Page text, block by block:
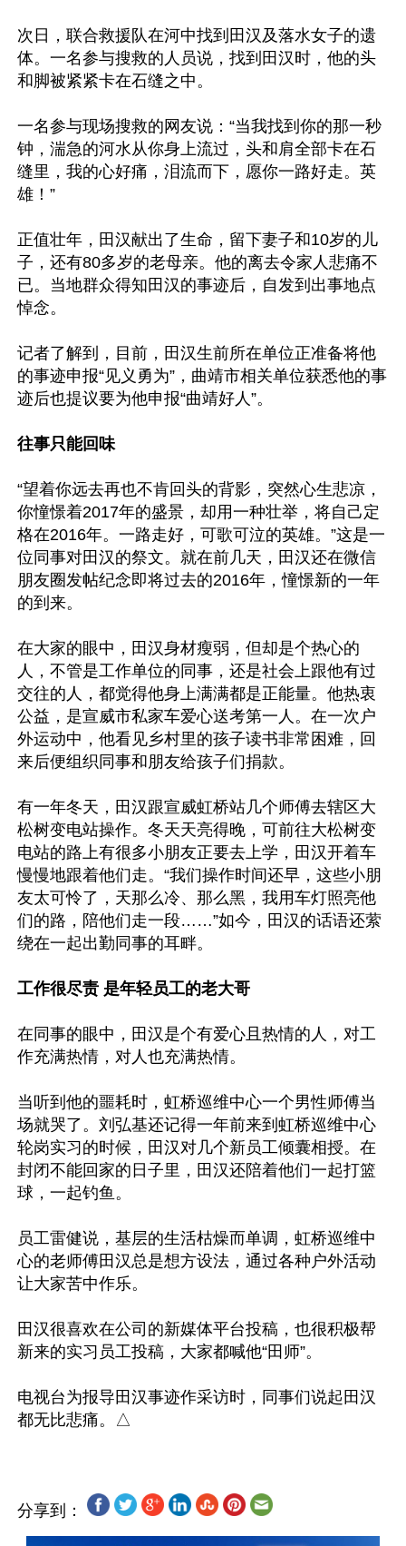
次日，联合救援队在河中找到田汉及落水女子的遗
体。一名参与搜救的人员说，找到田汉时，他的头
和脚被紧紧卡在石缝之中。
一名参与现场搜救的网友说：“当我找到你的那一秒
钟，湍急的河水从你身上流过，头和肩全部卡在石
缝里，我的心好痛，泪流而下，愿你一路好走。英
雄！”
正值壮年，田汉献出了生命，留下妻子和10岁的儿
子，还有80多岁的老母亲。他的离去令家人悲痛不
已。当地群众得知田汉的事迹后，自发到出事地点
悼念。
记者了解到，目前，田汉生前所在单位正准备将他
的事迹申报“见义勇为”，曲靖市相关单位获悉他的事
迹后也提议要为他申报“曲靖好人”。
往事只能回味
“望着你远去再也不肯回头的背影，突然心生悲凉，
你憧憬着2017年的盛景，却用一种壮举，将自己定
格在2016年。一路走好，可歌可泣的英雄。”这是一
位同事对田汉的祭文。就在前几天，田汉还在微信
朋友圈发帖纪念即将过去的2016年，憧憬新的一年
的到来。
在大家的眼中，田汉身材瘦弱，但却是个热心的
人，不管是工作单位的同事，还是社会上跟他有过
交往的人，都觉得他身上满满都是正能量。他热衷
公益，是宣威市私家车爱心送考第一人。在一次户
外运动中，他看见乡村里的孩子读书非常困难，回
来后便组织同事和朋友给孩子们捐款。
有一年冬天，田汉跟宣威虹桥站几个师傅去辖区大
松树变电站操作。冬天天亮得晚，可前往大松树变
电站的路上有很多小朋友正要去上学，田汉开着车
慢慢地跟着他们走。“我们操作时间还早，这些小朋
友太可怜了，天那么冷、那么黑，我用车灯照亮他
们的路，陪他们走一段……”如今，田汉的话语还萦
绕在一起出勤同事的耳畔。
工作很尽责 是年轻员工的老大哥
在同事的眼中，田汉是个有爱心且热情的人，对工
作充满热情，对人也充满热情。
当听到他的噩耗时，虹桥巡维中心一个男性师傅当
场就哭了。刘弘基还记得一年前来到虹桥巡维中心
轮岗实习的时候，田汉对几个新员工倾囊相授。在
封闭不能回家的日子里，田汉还陪着他们一起打篮
球，一起钓鱼。
员工雷健说，基层的生活枯燥而单调，虹桥巡维中
心的老师傅田汉总是想方设法，通过各种户外活动
让大家苦中作乐。
田汉很喜欢在公司的新媒体平台投稿，也很积极帮
新来的实习员工投稿，大家都喊他“田师”。
电视台为报导田汉事迹作采访时，同事们说起田汉
分享到：